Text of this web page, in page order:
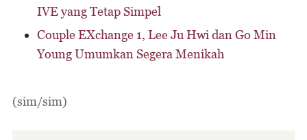
IVE yang Tetap Simpel
Couple EXchange 1, Lee Ju Hwi dan Go Min
Young Umumkan Segera Menikah
(sim/sim)